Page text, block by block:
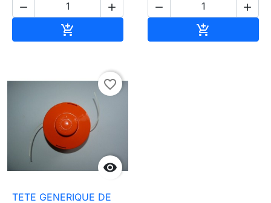
 

 


favorite_border
TETE GENERIQUE DE